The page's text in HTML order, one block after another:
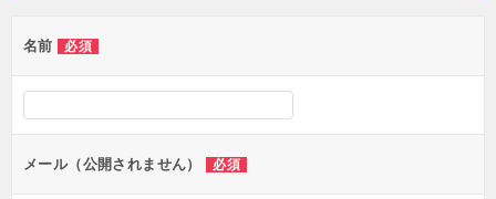
ー
シ
ン
名前 必須
メール（公開されません） 必須